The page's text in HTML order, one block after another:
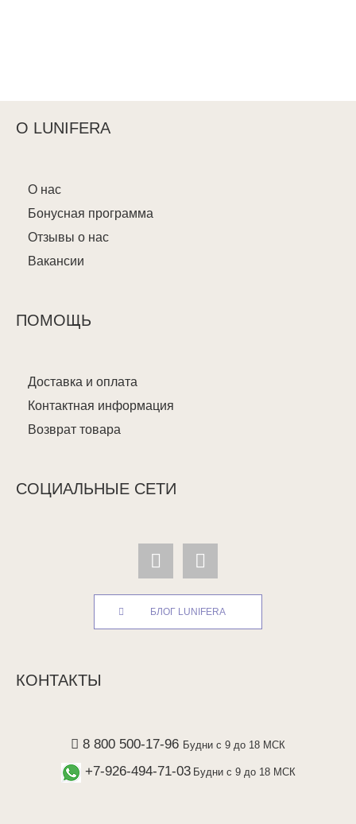
О LUNIFERA
О нас
Бонусная программа
Отзывы о нас
Вакансии
ПОМОЩЬ
Доставка и оплата
Контактная информация
Возврат товара
СОЦИАЛЬНЫЕ СЕТИ
БЛОГ LUNIFERA
КОНТАКТЫ
8 800 500-17-96 Будни с 9 до 18 МСК
+7-926-494-71-03 Будни с 9 до 18 МСК